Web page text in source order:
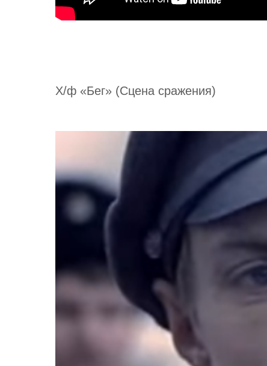
Х/ф «Бег» (Сцена сражения)